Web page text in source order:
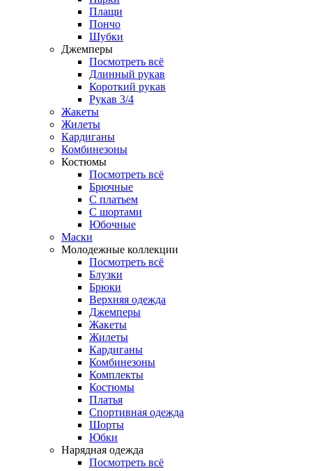
Плащи
Пончо
Шубки
Джемперы
Посмотреть всё
Длинный рукав
Короткий рукав
Рукав 3/4
Жакеты
Жилеты
Кардиганы
Комбинезоны
Костюмы
Посмотреть всё
Брючные
С платьем
С шортами
Юбочные
Маски
Молодежные коллекции
Посмотреть всё
Блузки
Брюки
Верхняя одежда
Джемперы
Жакеты
Жилеты
Кардиганы
Комбинезоны
Комплекты
Костюмы
Платья
Спортивная одежда
Шорты
Юбки
Нарядная одежда
Посмотреть всё